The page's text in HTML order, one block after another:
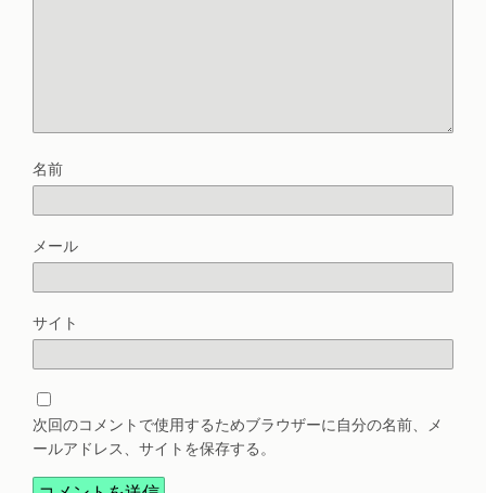
名前
メール
サイト
次回のコメントで使用するためブラウザーに自分の名前、メ
ールアドレス、サイトを保存する。